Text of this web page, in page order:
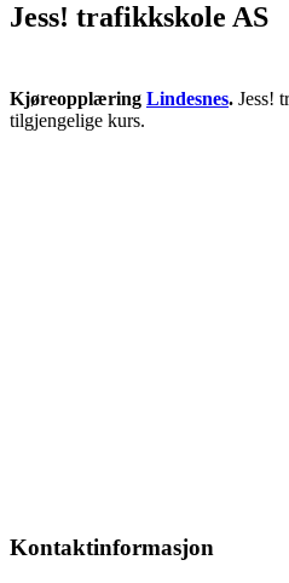
Jess! trafikkskole AS
Kjøreopplæring Lindesnes. Jess!
tilgjengelige kurs.
Kontaktinformasjon